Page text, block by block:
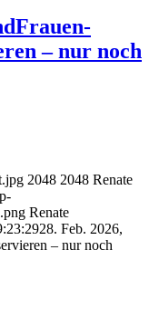
– nur noch
2048 2048 Renate
Renate
28. Feb. 2026,
– nur noch